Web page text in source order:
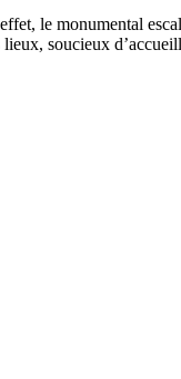
le monumental
lieux, soucieux